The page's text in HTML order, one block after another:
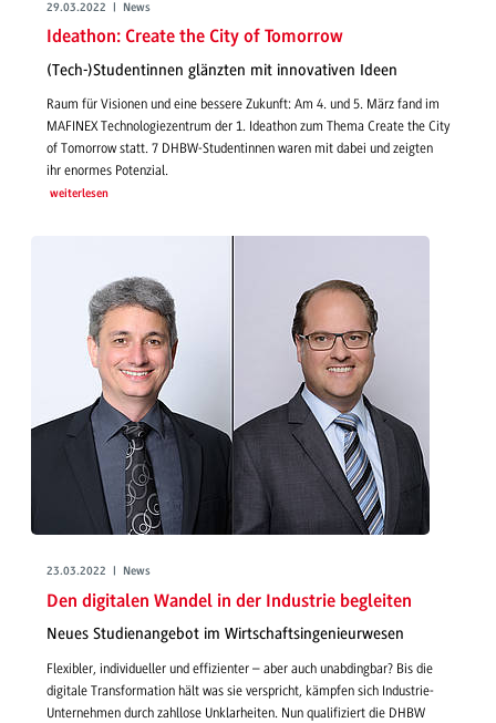
29.03.2022 | News
Ideathon: Create the City of Tomorrow
(Tech-)Studentinnen glänzten mit innovativen Ideen
Raum für Visionen und eine bessere Zukunft: Am 4. und 5. März fand im
MAFINEX Technologiezentrum der 1. Ideathon zum Thema Create the City
of Tomorrow statt. 7 DHBW-Studentinnen waren mit dabei und zeigten
ihr enormes Potenzial.
weiterlesen
23.03.2022 | News
Den digitalen Wandel in der Industrie begleiten
Neues Studienangebot im Wirtschaftsingenieurwesen
Flexibler, individueller und effizienter – aber auch unabdingbar? Bis die
digitale Transformation hält was sie verspricht, kämpfen sich Industrie-
Unternehmen durch zahllose Unklarheiten. Nun qualifiziert die DHBW